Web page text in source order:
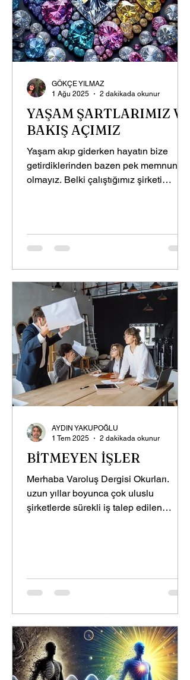
YAŞAM ŞARTLARIMIZ VE
BAKIŞ AÇIMIZ
Yaşam akıp giderken hayatın bize
getirdiklerinden bazen pek memnun
olmayız. Belki çalıştığımız şirketi
GÖKÇE YILMAZ
1 Ağu 2025
2 dakikada okunur
BİTMEYEN İŞLER
Merhaba Varoluş Dergisi Okurları.
uzun yıllar boyunca çok uluslu
şirketlerde sürekli iş talep edilen
AYDIN YAKUPOĞLU
1 Tem 2025
2 dakikada okunur